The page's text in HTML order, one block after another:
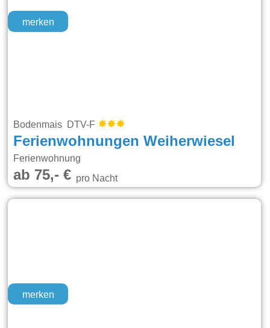
merken
Bodenmais DTV-F
Ferienwohnungen Weiherwiesel
Ferienwohnung
ab 75,- €pro Nacht
merken